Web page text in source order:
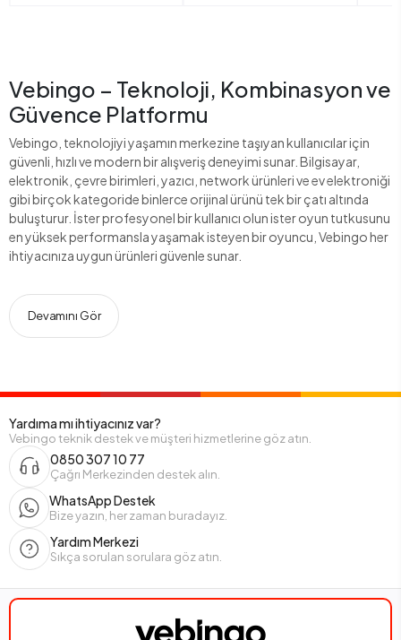
Vebingo – Teknoloji, Kombinasyon ve
Güvence Platformu
Vebingo, teknolojiyi yaşamın merkezine taşıyan kullanıcılar için
güvenli, hızlı ve modern bir alışveriş deneyimi sunar. Bilgisayar,
elektronik, çevre birimleri, yazıcı, network ürünleri ve ev elektroniği
gibi birçok kategoride binlerce orijinal ürünü tek bir çatı altında
buluşturur. İster profesyonel bir kullanıcı olun ister oyun tutkusunu
en yüksek performansla yaşamak isteyen bir oyuncu, Vebingo her
ihtiyacınıza uygun ürünleri güvenle sunar.
Devamını Gör
Yardıma mı ihtiyacınız var?
Vebingo teknik destek ve müşteri hizmetlerine göz atın.
0850 307 10 77
Çağrı Merkezinden destek alın.
WhatsApp Destek
Bize yazın, her zaman buradayız.
Yardım Merkezi
Sıkça sorulan sorulara göz atın.